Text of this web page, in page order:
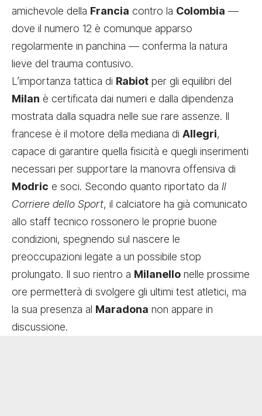
amichevole della Francia contro la Colombia —
dove il numero 12 è comunque apparso
regolarmente in panchina — conferma la natura
lieve del trauma contusivo.
L’importanza tattica di Rabiot per gli equilibri del
Milan è certificata dai numeri e dalla dipendenza
mostrata dalla squadra nelle sue rare assenze. Il
francese è il motore della mediana di Allegri,
capace di garantire quella fisicità e quegli inserimenti
necessari per supportare la manovra offensiva di
Modric e soci. Secondo quanto riportato da Il
Corriere dello Sport, il calciatore ha già comunicato
allo staff tecnico rossonero le proprie buone
condizioni, spegnendo sul nascere le
preoccupazioni legate a un possibile stop
prolungato. Il suo rientro a Milanello nelle prossime
ore permetterà di svolgere gli ultimi test atletici, ma
la sua presenza al Maradona non appare in
discussione.